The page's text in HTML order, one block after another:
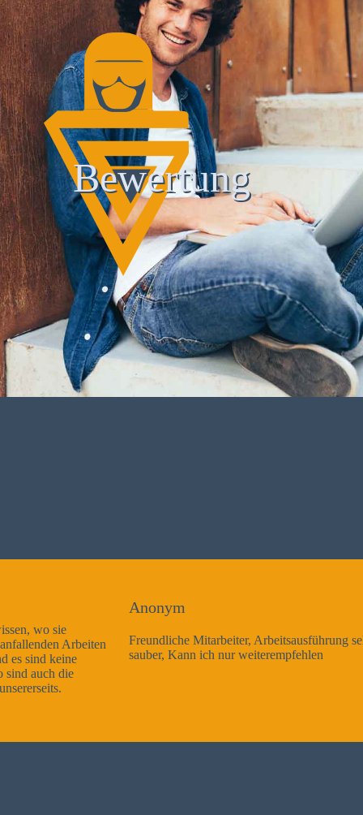
Bewertung
Freundliche Mitarbeiter, Arbeitsausführung sehr gut und sehr
sauber, Kann ich nur weiterempfehlen